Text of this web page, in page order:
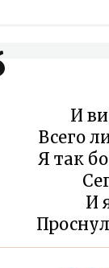
И
Всего
Я так
И